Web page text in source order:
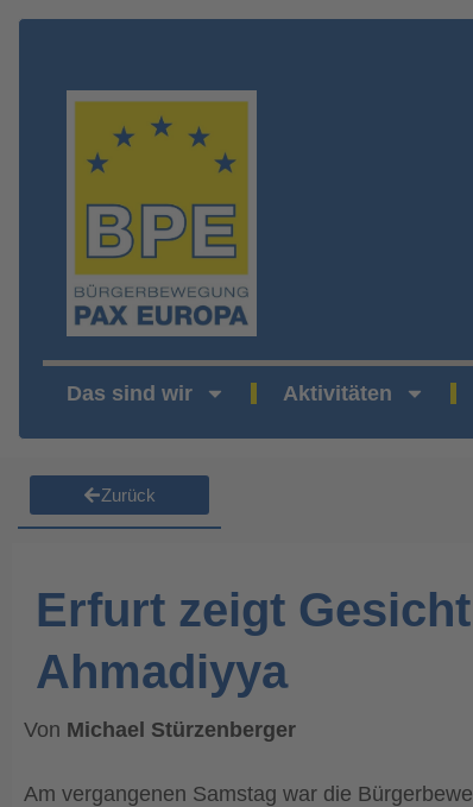
Das sind wir Aktivitäten
Zurück
Erfurt zeigt
Ahmadiyya
Von Michael Stürzenberger
Am vergangenen Samstag war die